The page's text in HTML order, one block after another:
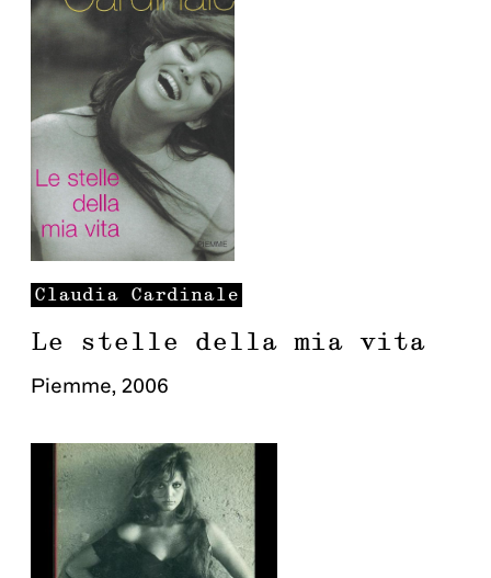
Claudia Cardinale
Le stelle della mia vita
Piemme, 2006